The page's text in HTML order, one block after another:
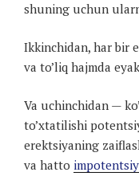
shuning uchun
Ikkinchidan, har bir
va to’liq hajmda
Va uchinchidan —
to’xtatilishi
erektsiyaning
va hatto